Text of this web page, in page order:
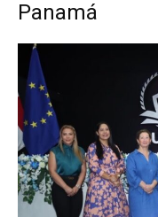
Panamá